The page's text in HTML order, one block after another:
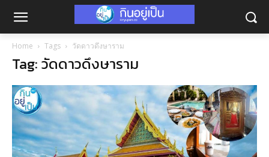
Home Tags วัดดาวดึงษาราม
Tag: วัดดาวดึงษาราม